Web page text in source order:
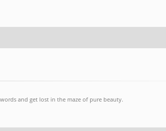
and get lost in the maze of pure beauty.